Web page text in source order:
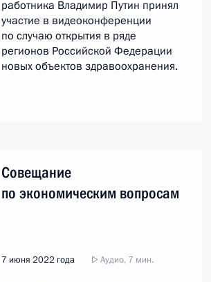
работника Владимир Путин принял
участие в видеоконференции
по случаю открытия в ряде
регионов Российской Федерации
новых объектов здравоохранения.
Совещание
по экономическим вопросам
7 июня 2022 года Аудио, 7 мин.